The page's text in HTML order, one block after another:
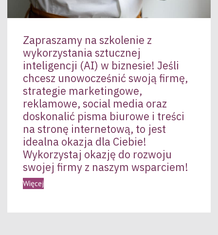
Zapraszamy na szkolenie z
wykorzystania sztucznej
inteligencji (AI) w biznesie! Jeśli
chcesz unowocześnić swoją firmę,
strategie marketingowe,
reklamowe, social media oraz
doskonalić pisma biurowe i treści
na stronę internetową, to jest
idealna okazja dla Ciebie!
Wykorzystaj okazję do rozwoju
swojej firmy z naszym wsparciem!
Więcej